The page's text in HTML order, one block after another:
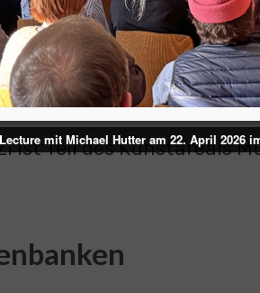
Sprache
zur Barrierefreiheit
ist Teil des Kunstareals
mit Michael Hutter am 22. April 2026